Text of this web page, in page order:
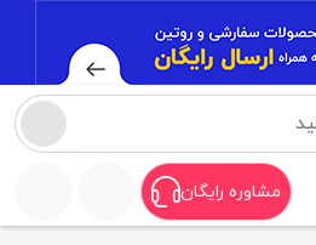
مشاوره رایگان